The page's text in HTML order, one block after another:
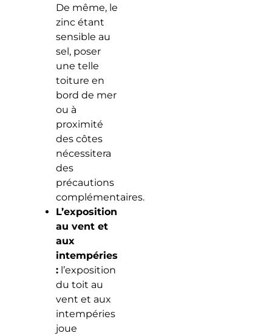
De même, le
zinc étant
sensible au
sel, poser
une telle
toiture en
bord de mer
ou à
proximité
des côtes
nécessitera
des
précautions
complémentaires.
L’exposition
au vent et
aux
intempéries
:l’exposition
du toit au
vent et aux
intempéries
joue